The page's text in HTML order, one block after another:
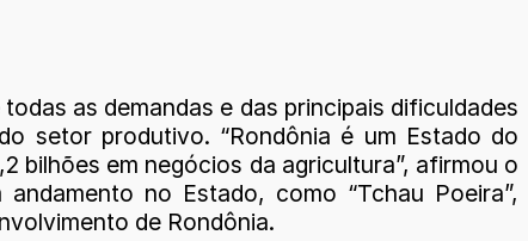
as demandas e das principais dificuldades
setor produtivo. “Rondônia é um Estado do
bilhões em negócios da agricultura”, afirmou o
no Estado, como “Tchau Poeira”,
de Rondônia.